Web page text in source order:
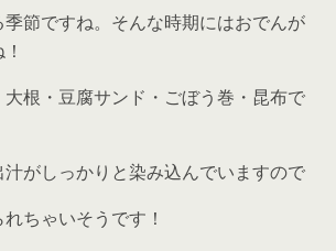
節ですね。そんな時期にはおでんが
根・豆腐サンド・ごぼう巻・昆布で
がしっかりと染み込んでいますので
ちゃいそうです！